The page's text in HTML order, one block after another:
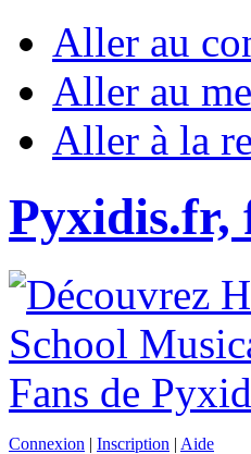
Aller au
Aller au
Aller à la
Pyxidis.fr,
Connexion | Inscription | Aide